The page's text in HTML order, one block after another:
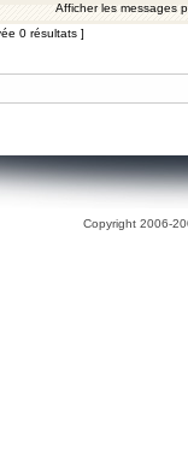
Afficher les messages
0 résultats ]
Copyright 2006-